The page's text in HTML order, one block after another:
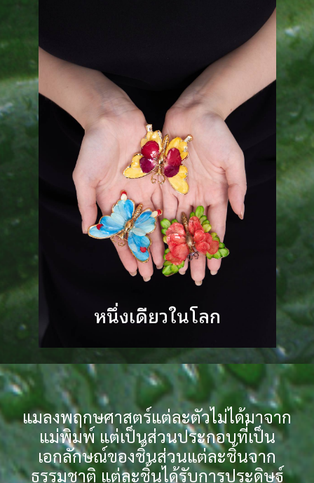
หนึ่งเดียวในโลก
แมลงพฤกษศาสตร์แต่ละตัวไม่ได้มาจาก
แม่พิมพ์ แต่เป็นส่วนประกอบที่เป็น
เอกลักษณ์ของชิ้นส่วนแต่ละชิ้นจาก
ธรรมชาติ แต่ละชิ้นได้รับการประดิษฐ์